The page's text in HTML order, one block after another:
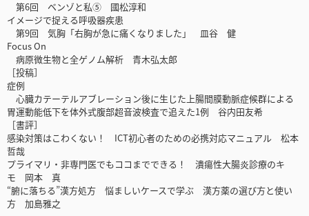
第6回 ベンゾと私⑤ 國松淳和
イメージで捉える呼吸器疾患
第9回 気胸「右胸が急に痛くなりました」 皿谷 健
Focus On
病原微生物と全ゲノム解析 青木弘太郎
［投稿］
症例
心臓カテーテルアブレーション後に生じた上腸間膜動脈症候群による
胃運動能低下を体外式腹部超音波検査で追えた1例 谷内田友希
［書評］
感染対策はこわくない！ ICT初心者のための必携対応マニュアル 松本
哲哉
プライマリ・非専門医でもココまでできる！ 潰瘍性大腸炎診療のキ
モ 岡本 真
“腑に落ちる”漢方処方 悩ましいケースで学ぶ 漢方薬の選び方と使い
方 加島雅之